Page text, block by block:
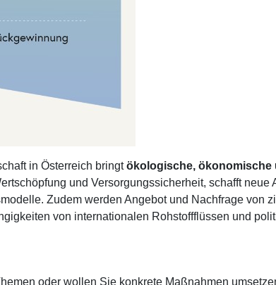
in Österreich bringtökologische, ökonomische
und Versorgungssicherheit, schafft neue
Zudem werden Angebot und Nachfrage von
von internationalen Rohstoffflüssen und
oder wollen Sie konkrete Maßnahmen